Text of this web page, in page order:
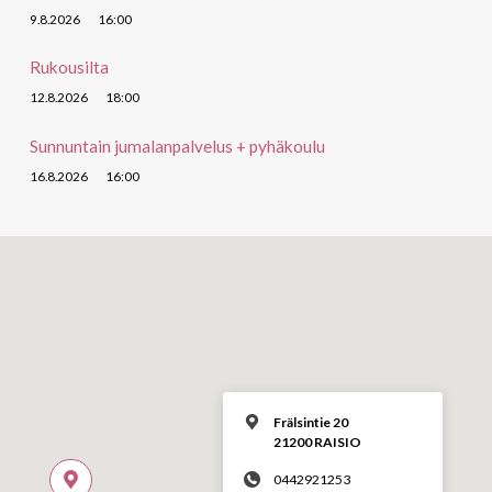
9.8.2026 16:00
Rukousilta
12.8.2026 18:00
Sunnuntain jumalanpalvelus + pyhäkoulu
16.8.2026 16:00
Frälsintie 20
21200 RAISIO
0442921253